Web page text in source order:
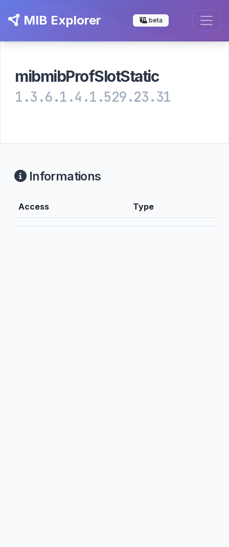
MIB Explorer beta
mibmibProfSlotStatic
1.3.6.1.4.1.529.23.31
Informations
Access Type